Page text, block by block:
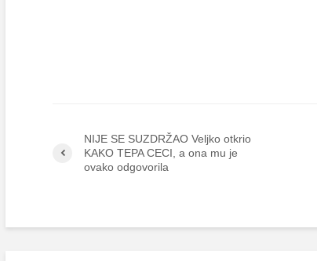
NIJE SE SUZDRŽAO Veljko otkrio
KAKO TEPA CECI, a ona mu je
ovako odgovorila